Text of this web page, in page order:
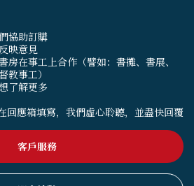
協助訂購
映意見
房在事工上合作（譬如：書攤、書展、
教事工）
了解更多
回應箱填寫，我們虛心聆聽，並盡快回覆
客戶服務